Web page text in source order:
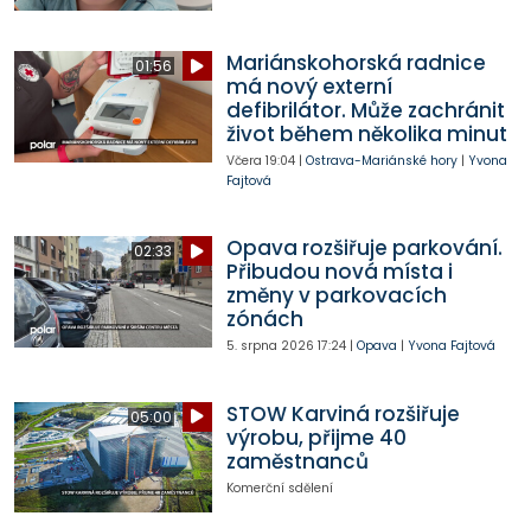
01:56
Mariánskohorská radnice
má nový externí
defibrilátor. Může zachránit
život během několika minut
Včera 19:04| Ostrava-Mariánské hory| Yvona
Fajtová
02:33
Opava rozšiřuje parkování.
Přibudou nová místa i
změny v parkovacích
zónách
5. srpna 2026 17:24| Opava | Yvona Fajtová
05:00
STOW Karviná rozšiřuje
výrobu, přijme 40
zaměstnanců
Komerční sdělení